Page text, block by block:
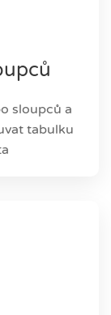
sloupců a
tabulku